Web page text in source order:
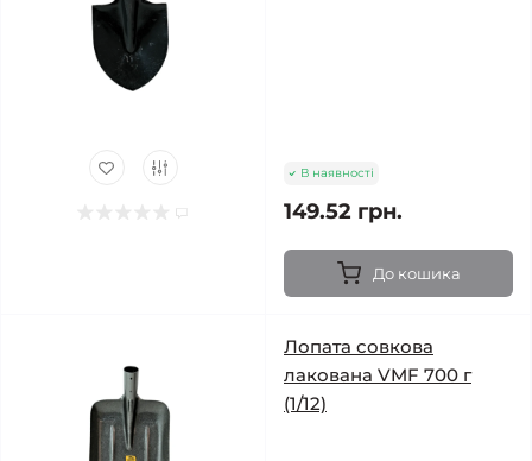
В наявності
149.52 грн.
До кошика
Лопата совкова
лакована VMF 700 г
(1/12)